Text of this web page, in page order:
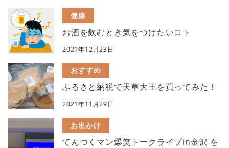
健康
お酒を飲むとき気をつけたいコト
2021年12月23日
おすすめ
ふるさと納税で天草大王を買ってみた！
2021年11月29日
お出かけ
てんつくマン爆笑トークライブin金沢 を